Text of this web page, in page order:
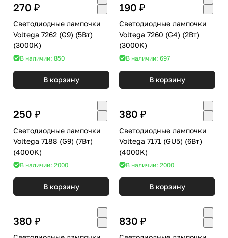
270 ₽
Светодиодные лампочки
Voltega 7262 (G9) (5Вт)
(3000K)
В наличии: 850
В корзину
190 ₽
Светодиодные лампочки
Voltega 7260 (G4) (2Вт)
(3000K)
В наличии: 697
В корзину
250 ₽
Светодиодные лампочки
Voltega 7188 (G9) (7Вт)
(4000K)
В наличии: 2000
В корзину
380 ₽
Светодиодные лампочки
Voltega 7171 (GU5) (6Вт)
(4000K)
В наличии: 2000
В корзину
380 ₽ 830 ₽